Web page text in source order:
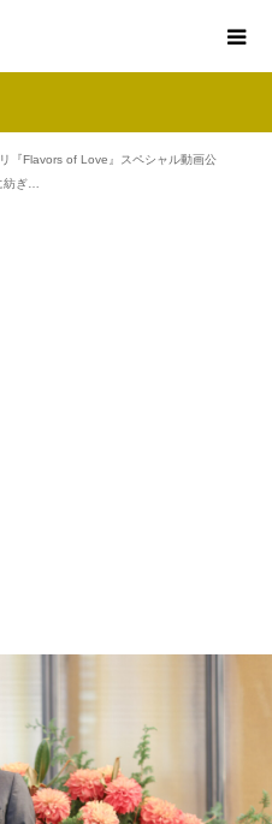
『Flavors of Love』スペシャル動画公
ぎ…